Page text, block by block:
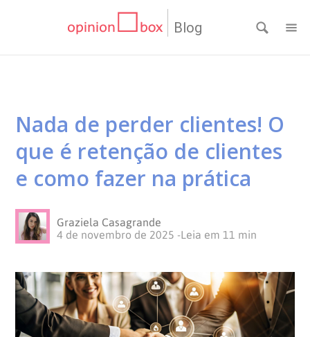
Blog
Nada de perder clientes! O
que é retenção de clientes
e como fazer na prática
Graziela Casagrande
4 de novembro de 2025 -Leia em 11 min
CATEGORIAS
Dicas
Questionários
Customer
Experience
No
Opinion
Recentes
DE
PESQUISA
MATERIAIS
WEBINARS
O
OPINION
BOX
SOLUÇÕES
Pesquisas
Customizadas
Plataforma
CONTATO